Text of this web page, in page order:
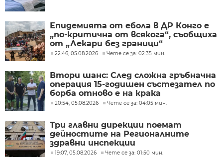
Епидемията от ебола в ДР Конго е
„по-критична от всякога“, съобщиха
от „Лекари без граници“
22:46, 05.08.2026 Чете се за: 02:35 мин.
Втори шанс: След сложна гръбначна
операция 15-годишен състезател по
борба отново е на крака
20:54, 05.08.2026 Чете се за: 04:05 мин.
Три главни дирекции поемат
дейностите на Регионалните
здравни инспекции
19:07, 05.08.2026 Чете се за: 01:50 мин.